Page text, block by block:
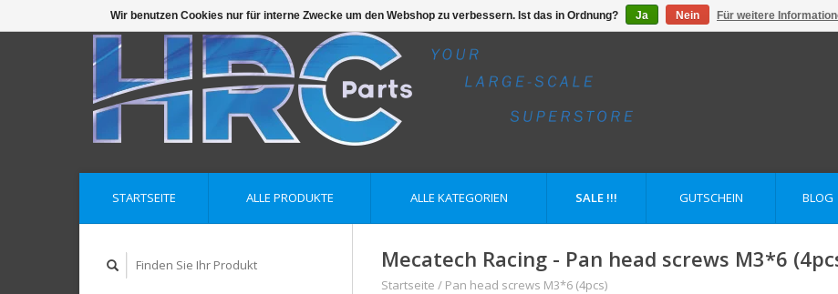
STARTSEITE ALLE PRODUKTE ALLE KATEGORIEN SALE !!! GUTSCHEIN BLOG
Mecatech Racing - Pan head screws M3*6
Startseite / Pan head screws M3*6 (4pcs)
Wir benutzen Cookies nur für interne Zwecke um den Webshop zu verbessern. Ist das in Ordnung? Ja Nein Für weitere